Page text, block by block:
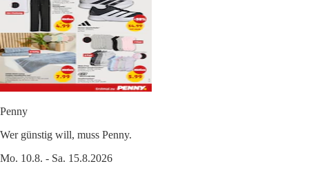
Penny
Wer günstig will, muss Penny.
Mo. 10.8. - Sa. 15.8.2026